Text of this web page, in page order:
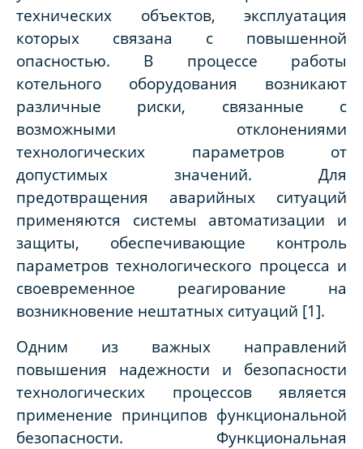
технических объектов, эксплуатация
которых связана с повышенной
опасностью. В процессе работы
котельного оборудования возникают
различные риски, связанные с
возможными отклонениями
технологических параметров от
допустимых значений. Для
предотвращения аварийных ситуаций
применяются системы автоматизации и
защиты, обеспечивающие контроль
параметров технологического процесса и
своевременное реагирование на
возникновение нештатных ситуаций [1].
Одним из важных направлений
повышения надежности и безопасности
технологических процессов является
применение принципов функциональной
безопасности. Функциональная